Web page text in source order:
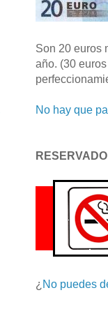
Son 20 euros
año. (30 euros
No hay que
¿ No puedes